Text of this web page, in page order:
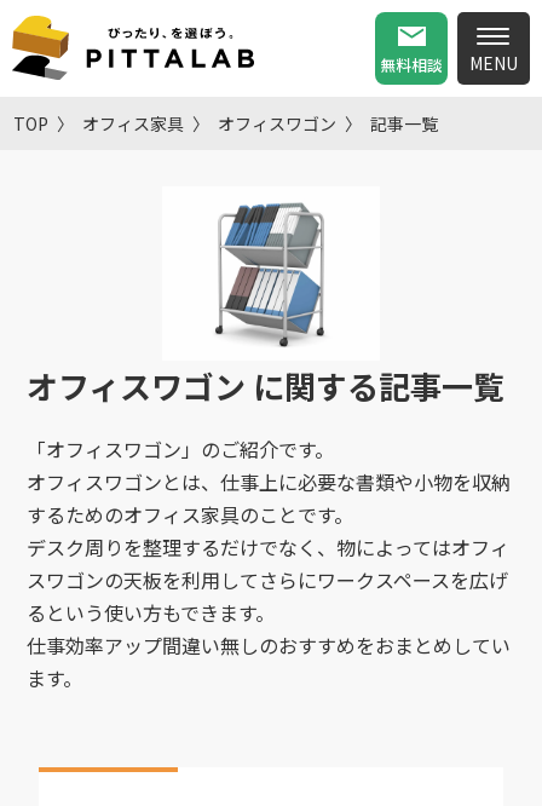
無料相談
TOP オフィス家具 オフィスワゴン 記事一覧
オフィスワゴン に関する記事一覧
「オフィスワゴン」のご紹介です。
オフィスワゴンとは、仕事上に必要な書類や小物を収納
するためのオフィス家具のことです。
デスク周りを整理するだけでなく、物によってはオフィ
スワゴンの天板を利用してさらにワークスペースを広げ
るという使い方もできます。
仕事効率アップ間違い無しのおすすめをおまとめしてい
ます。